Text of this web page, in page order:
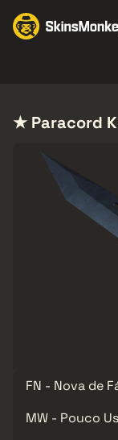
★ Paracord
FN - Nova de
MW - Pouco